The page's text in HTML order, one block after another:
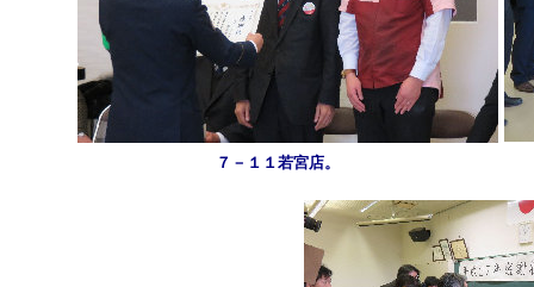
７－１１若宮店。